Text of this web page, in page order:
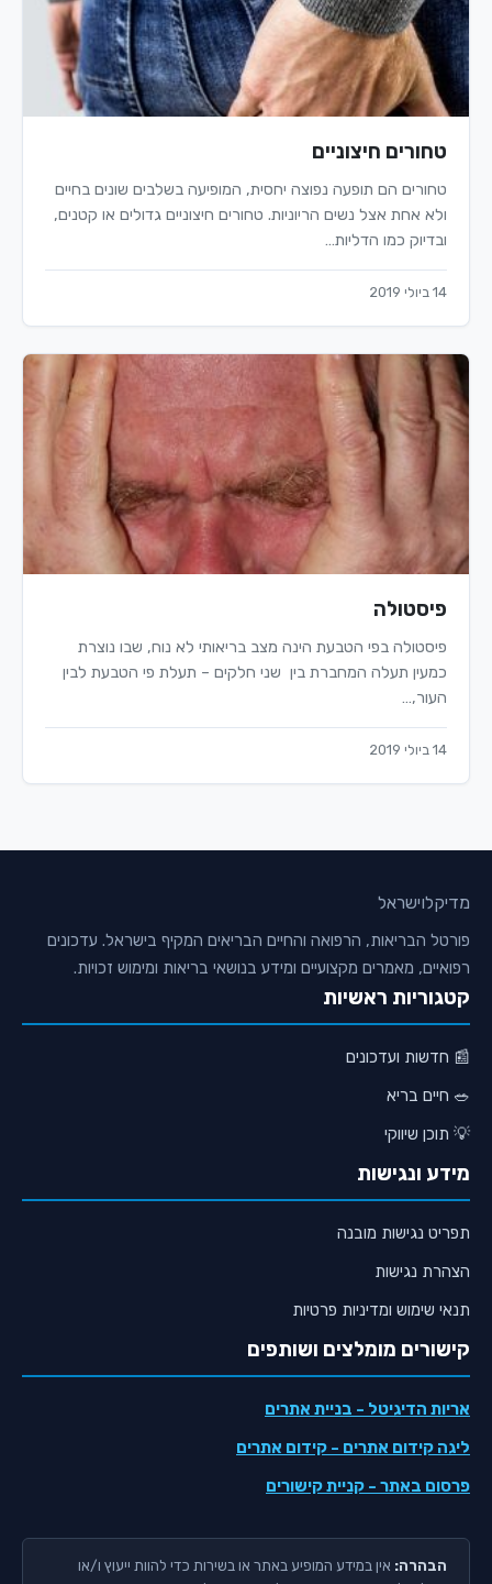
טחורים חיצוניים
טחורים הם תופעה נפוצה יחסית, המופיעה בשלבים שונים בחיים
ולא אחת אצל נשים הריוניות. טחורים חיצוניים גדולים או קטנים,
ובדיוק כמו הדליות…
14 ביולי 2019
פיסטולה
פיסטולה בפי הטבעת הינה מצב בריאותי לא נוח, שבו נוצרת
כמעין תעלה המחברת בין שני חלקים – תעלת פי הטבעת לבין
העור,…
14 ביולי 2019
מדיקלוישראל
פורטל הבריאות, הרפואה והחיים הבריאים המקיף בישראל. עדכונים
רפואיים, מאמרים מקצועיים ומידע בנושאי בריאות ומימוש זכויות.
קטגוריות ראשיות
📰 חדשות ועדכונים
🥗 חיים בריא
💡 תוכן שיווקי
מידע ונגישות
תפריט נגישות מובנה
הצהרת נגישות
תנאי שימוש ומדיניות פרטיות
קישורים מומלצים ושותפים
אריות הדיגיטל - בניית אתרים
ליגה קידום אתרים - קידום אתרים
פרסום באתר - קניית קישורים
הבהרה: אין במידע המופיע באתר או בשירות כדי להוות ייעוץ ו/או